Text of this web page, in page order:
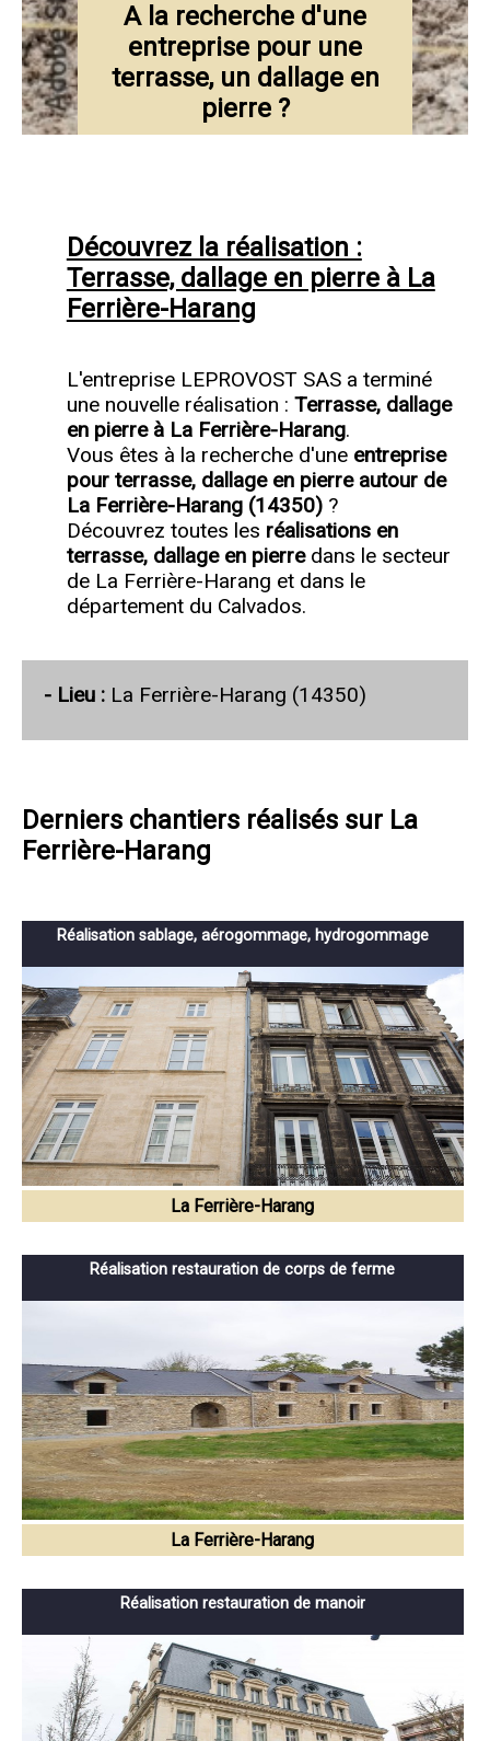
A la recherche d'une
entreprise pour une
terrasse, un dallage en
pierre ?
Découvrez la réalisation :
Terrasse, dallage en pierre à La
Ferrière-Harang
L'entreprise LEPROVOST SAS a terminé
une nouvelle réalisation : Terrasse, dallage
en pierre à La Ferrière-Harang.
Vous êtes à la recherche d'une entreprise
pour terrasse, dallage en pierre autour de
La Ferrière-Harang (14350)?
Découvrez toutes les réalisations en
terrasse, dallage en pierredans le secteur
de La Ferrière-Harang et dans le
département du Calvados.
- Lieu : La Ferrière-Harang (14350)
Derniers chantiers réalisés sur La
Ferrière-Harang
Réalisation sablage, aérogommage, hydrogommage
La Ferrière-Harang
Réalisation restauration de corps de ferme
La Ferrière-Harang
Réalisation restauration de manoir